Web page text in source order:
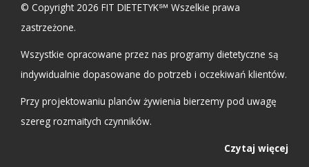
© Copyright 2026 FIT DIETETYK℠ Wszelkie prawa
zastrzeżone.
Wszystkie opracowane przez nas programy dietetyczne są
indywidualnie dopasowane do potrzeb i oczekiwań klientów.
Przy projektowaniu planów żywienia bierzemy pod uwagę
szereg rozmaitych czynników.
Czytaj więcej